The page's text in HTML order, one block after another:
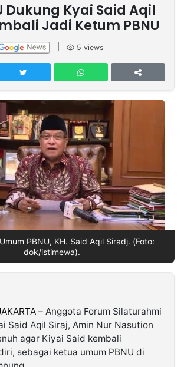
Dukung Kyai Said Aqil
Jadi Ketum PBNU
5 views
PBNU, KH. Said Aqil Siradj. (Foto:
dok/istimewa).
– Anggota Forum Silaturahmi
Said Aqil Siraj, Amin Nur Nasution
agar Kiyai Said kembali
sebagai ketua umum PBNU di